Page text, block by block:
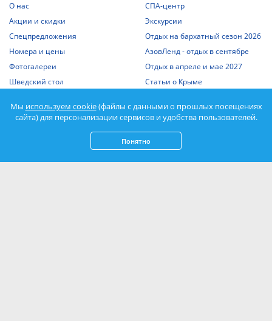
О нас
Акции и скидки
Спецпредложения
Номера и цены
Фотогалереи
Шведский стол
Отдых на Азовском море
СПА-центр
Экскурсии
Отдых на бархатный сезон 2026
АзовЛенд - отдых в сентябре
Отдых в апреле и мае 2027
Статьи о Крыме
объектов классификации
Мы используем cookie(файлы с данными о прошлых посещениях
сайта) для персонализации сервисов и удобства пользователей.
Понятно